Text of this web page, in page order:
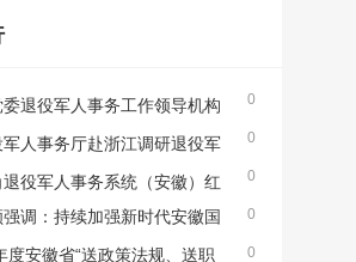
0
退役军人事务工作领导机构
单位联络员培训班在巢湖举办
0
人事务厅赴浙江调研退役军
0
役军人事务系统（安徽）红
进企业、进社区）宣讲活动在合
0
调：持续加强新时代安徽国
备力量建设 为如期实现建军一百0
度安徽省“送政策法规、送职